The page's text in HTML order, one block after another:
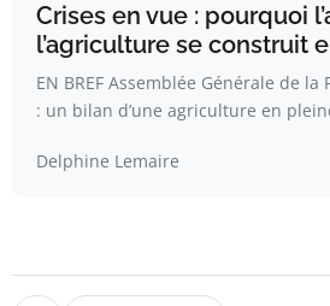
Crises en vue : pourquoi
l’agriculture se construit
EN BREF Assemblée Générale de la
: un bilan d’une agriculture en
Delphine Lemaire